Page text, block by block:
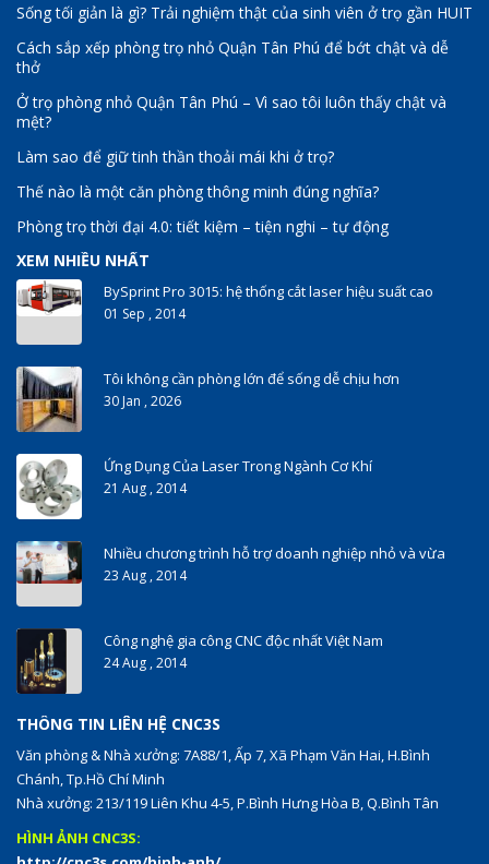
Sống tối giản là gì? Trải nghiệm thật của sinh viên ở trọ gần HUIT
Cách sắp xếp phòng trọ nhỏ Quận Tân Phú để bớt chật và dễ
thở
Ở trọ phòng nhỏ Quận Tân Phú – Vì sao tôi luôn thấy chật và
mệt?
Làm sao để giữ tinh thần thoải mái khi ở trọ?
Thế nào là một căn phòng thông minh đúng nghĩa?
Phòng trọ thời đại 4.0: tiết kiệm – tiện nghi – tự động
XEM NHIỀU NHẤT
BySprint Pro 3015: hệ thống cắt laser hiệu suất cao
01 Sep , 2014
Tôi không cần phòng lớn để sống dễ chịu hơn
30 Jan , 2026
Ứng Dụng Của Laser Trong Ngành Cơ Khí
21 Aug , 2014
Nhiều chương trình hỗ trợ doanh nghiệp nhỏ và vừa
23 Aug , 2014
Công nghệ gia công CNC độc nhất Việt Nam
24 Aug , 2014
THÔNG TIN LIÊN HỆ CNC3S
Văn phòng & Nhà xưởng: 7A88/1, Ấp 7, Xã Phạm Văn Hai, H.Bình
Chánh, Tp.Hồ Chí Minh
Nhà xưởng: 213/119 Liên Khu 4-5, P.Bình Hưng Hòa B, Q.Bình Tân
HÌNH ẢNH CNC3S: